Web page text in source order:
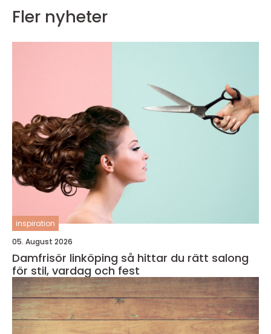
Fler nyheter
inspiration
05. August 2026
Damfrisör linköping så hittar du rätt salong
för stil, vardag och fest